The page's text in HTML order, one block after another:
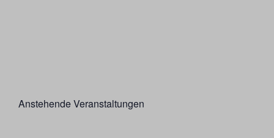
Anstehende Veranstaltungen